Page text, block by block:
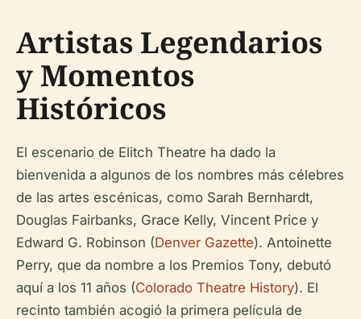
Artistas Legendarios
y Momentos
Históricos
El escenario de Elitch Theatre ha dado la
bienvenida a algunos de los nombres más célebres
de las artes escénicas, como Sarah Bernhardt,
Douglas Fairbanks, Grace Kelly, Vincent Price y
Edward G. Robinson (Denver Gazette). Antoinette
Perry, que da nombre a los Premios Tony, debutó
aquí a los 11 años (Colorado Theatre History). El
recinto también acogió la primera película de